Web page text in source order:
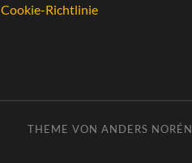
Cookie-Richtlinie
THEME VON ANDERS NORÉN